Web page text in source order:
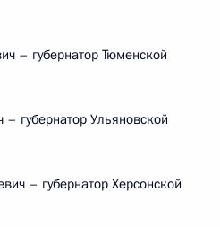
– губернатор Тюменской
губернатор Ульяновской
– губернатор Херсонской